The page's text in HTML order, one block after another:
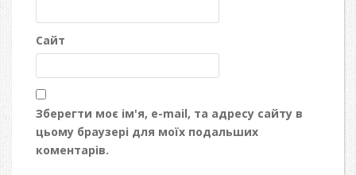
Сайт
Зберегти моє ім'я, e-mail, та адресу сайту в
цьому браузері для моїх подальших
коментарів.